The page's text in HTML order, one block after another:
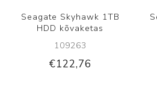
Seagate Skyhawk 1TB
HDD kõvaketas
109263
€122,76